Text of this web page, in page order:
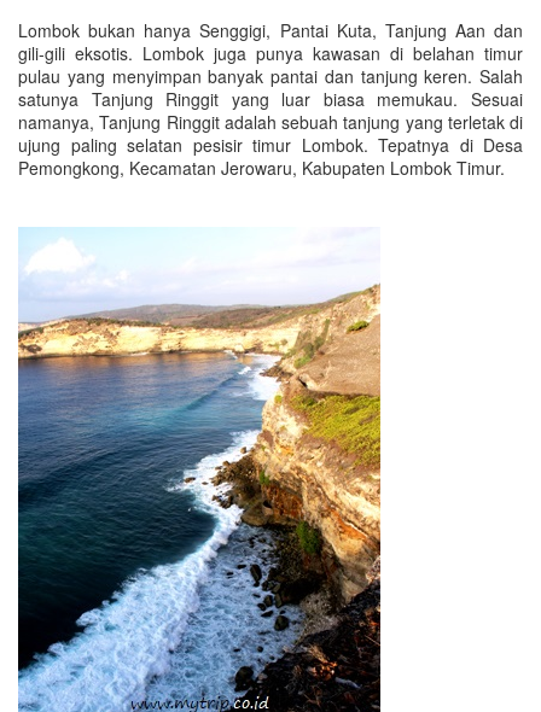
Lombok bukan hanya Senggigi, Pantai Kuta, Tanjung Aan dan
gili-gili eksotis. Lombok juga punya kawasan di belahan timur
pulau yang menyimpan banyak pantai dan tanjung keren. Salah
satunya Tanjung Ringgit yang luar biasa memukau. Sesuai
namanya, Tanjung Ringgit adalah sebuah tanjung yang terletak di
ujung paling selatan pesisir timur Lombok. Tepatnya di Desa
Pemongkong, Kecamatan Jerowaru, Kabupaten Lombok Timur.